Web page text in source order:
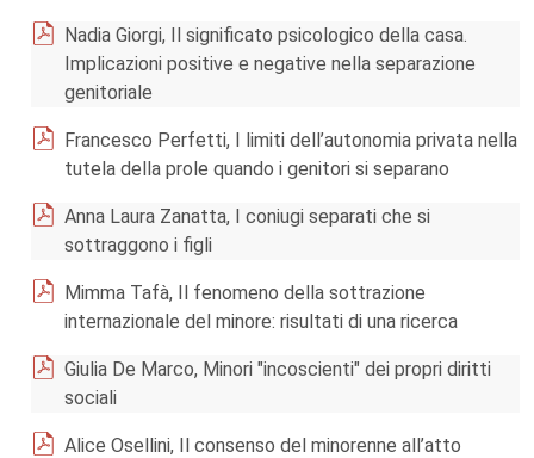
Nadia Giorgi, Il significato psicologico della casa.
Implicazioni positive e negative nella separazione
genitoriale
Francesco Perfetti, I limiti dell’autonomia privata nella
tutela della prole quando i genitori si separano
Anna Laura Zanatta, I coniugi separati che si
sottraggono i figli
Mimma Tafà, Il fenomeno della sottrazione
internazionale del minore: risultati di una ricerca
Giulia De Marco, Minori "incoscienti" dei propri diritti
sociali
Alice Osellini, Il consenso del minorenne all’atto